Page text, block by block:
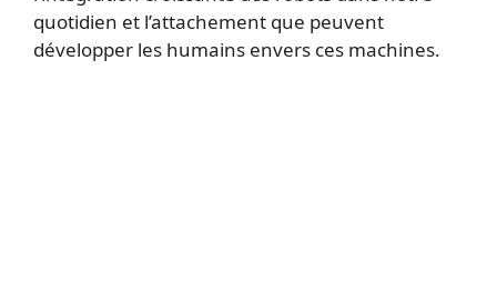
quotidien et l’attachement que peuvent
développer les humains envers ces machines.